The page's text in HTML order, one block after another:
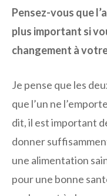
Pensez-vous que
plus important si
changement à
Je pense que les
que l’un ne
dit, il est important
donner
une alimentation
pour une bonne